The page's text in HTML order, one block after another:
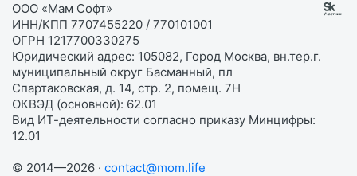
ООО «Мам Софт»
ИНН/КПП 7707455220 / 770101001
ОГРН 1217700330275
Юридический адрес: 105082, Город Москва, вн.тер.г.
муниципальный округ Басманный, пл
Спартаковская, д. 14, стр. 2, помещ. 7Н
ОКВЭД (основной): 62.01
Вид ИТ-деятельности согласно приказу Минцифры:
12.01
© 2014—2026 · contact@mom.life